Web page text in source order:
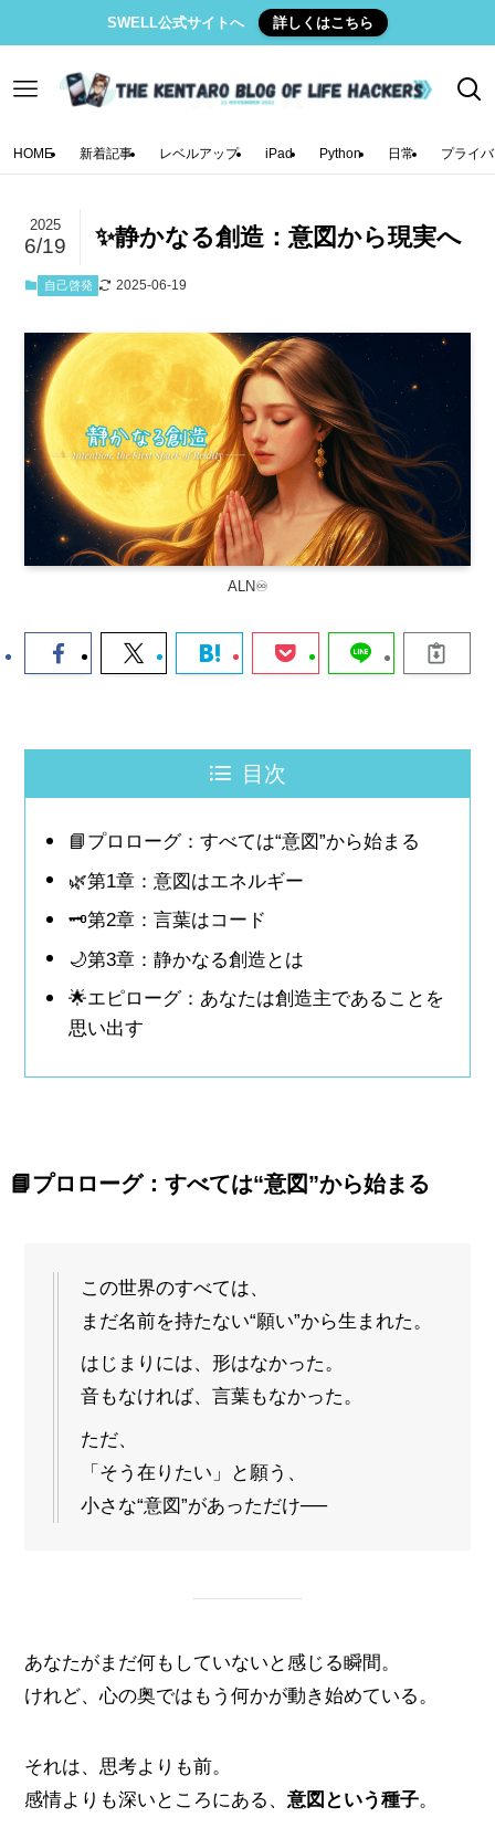
SWELL公式サイトへ 詳しくはこちら
HOME 新着記事 レベルアップ iPad Python 日常 プライ
✨静かなる創造：意図から現実へ
2025
6/19
自己啓発 2025-06-19
ALN♾️
目次
📘プロローグ：すべては“意図”から始まる
🌿第1章：意図はエネルギー
🗝️第2章：言葉はコード
🌙第3章：静かなる創造とは
🌟エピローグ：あなたは創造主であることを
思い出す
📘プロローグ：すべては“意図”から始まる
この世界のすべては、
まだ名前を持たない“願い”から生まれた。
はじまりには、形はなかった。
音もなければ、言葉もなかった。
ただ、
「そう在りたい」と願う、
小さな“意図”があっただけ──
あなたがまだ何もしていないと感じる瞬間。
けれど、心の奥ではもう何かが動き始めている。
それは、思考よりも前。
感情よりも深いところにある、意図という種子。